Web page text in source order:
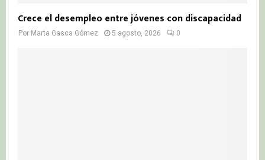
Crece el desempleo entre jóvenes con discapacidad
Por Marta Gasca Gómez 5 agosto, 2026 0